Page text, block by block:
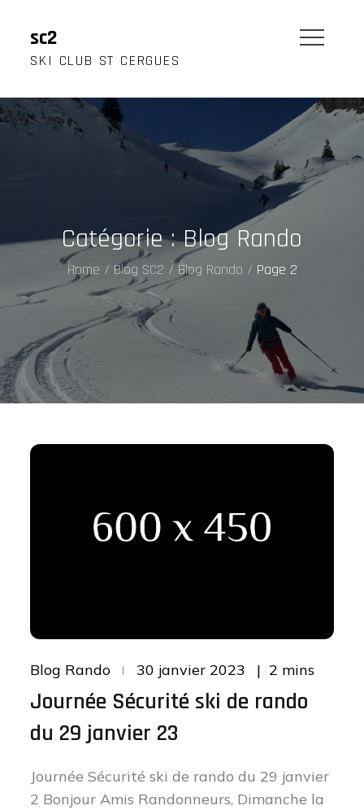
content
sc2
SKI CLUB ST CERGUES
Catégorie :Blog Rando
Home Blog SC2 Blog Rando Page 2
Blog Rando
Posted
on
30 janvier 2023 2 mins
Journée Sécurité ski de rando
du 29 janvier 23
Journée Sécurité ski de rando du 29 janvier
2 Bonjour Amis Randonneurs, Dimanche la